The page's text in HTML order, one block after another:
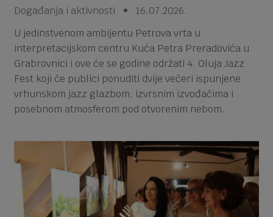
Događanja i aktivnosti • 16.07.2026.
U jedinstvenom ambijentu Petrova vrta u
interpretacijskom centru Kuća Petra Preradovića u
Grabrovnici i ove će se godine održati 4. Oluja Jazz
Fest koji će publici ponuditi dvije večeri ispunjene
vrhunskom jazz glazbom, izvrsnim izvođačima i
posebnom atmosferom pod otvorenim nebom.